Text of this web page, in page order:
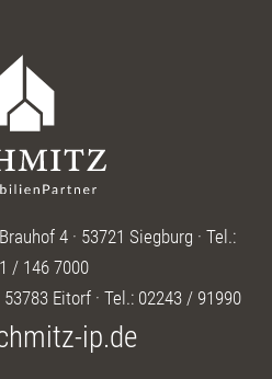
4 · 53721 Siegburg · Tel.:
/ 146 7000
Eitorf · Tel.: 02243 / 91990
ip.de